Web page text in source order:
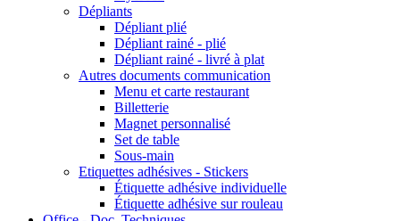
Dépliants
Dépliant plié
Dépliant rainé - plié
Dépliant rainé - livré à plat
Autres documents communication
Menu et carte restaurant
Billetterie
Magnet personnalisé
Set de table
Sous-main
Etiquettes adhésives - Stickers
Étiquette adhésive individuelle
Étiquette adhésive sur rouleau